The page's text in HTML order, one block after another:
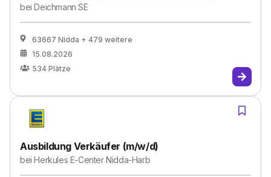
beiDeichmann SE
63667 Nidda + 479 weitere
15.08.2026
534 Plätze
Ausbildung Verkäufer (m/w/d)
beiHerkules E-Center Nidda-Harb